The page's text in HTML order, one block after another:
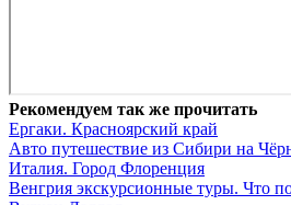
Рекомендуем так же прочитать
Ергаки. Красноярский край
Авто путешествие из Сибири на
Италия. Город Флоренция
Венгрия экскурсионные туры. Что